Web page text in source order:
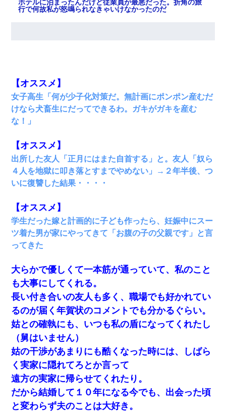
ホテルに泊まったんだけど従業員が最悪だった。折角の旅
行で何故私が怒鳴られなきゃいけなかったのだ
い、｢嫁さん、俺のお古ですが気分はどう？」とメールを送
った→
近所のお寺に住み込みで手伝いしてる知的障害のオッサン
がいた。ある日、オッサンが火かき棒を持って顔を真っ赤
妻「ずっと好きだった人と一緒になりたいから、わかれて
ください」→離婚後、娘と実家で生活してると…
私（23）冗談のつもりで上司（27）に胸を揉ませた結
日航機墜落事故の「ここからは日本語で大丈夫ですよ〜」
の絶望感がヤバイ・・・
に隠している事に気づいた俺「忍びこんでみよう！」→ 結
果
【悲報】嫁がワイのこと嫌いっぽいから単身赴任した結果
友人「酒の勢いで女先輩をホテルに連れ込んだｗｗｗｗ
ｗ」俺「…」
【衝撃】女友達から行為中に告白されてOKした結果
私「まとめ買いして冷凍ストックしてる」Ａ「ずるい！ク
レクレ！」私「なんでよ」Ａ「ケーチ！バーカ！」→ 後
日、Ａ旦那が凸してきた
【オススメ】
女子高生「何が少子化対策だ。無計画にポンポン産むだ
けなら犬畜生にだってできるわ。ガキがガキを産む
な！」
【オススメ】
出所した友人「正月にはまた自首する」と。友人「奴ら
４人を地獄に叩き落とすまでやめない」→２年半後、つ
いに復讐した結果・・・・
【オススメ】
学生だった嫁と計画的に子ども作ったら、妊娠中にスー
ツ着た男が家にやってきて「お腹の子の父親です」と言
ってきた
大らかで優しくて一本筋が通っていて、私のこと
も大事にしてくれる。
長い付き合いの友人も多く、職場でも好かれてい
るのが届く年賀状のコメントでも分かるぐらい。
姑との確執にも、いつも私の盾になってくれたし
（舅はいません）
姑の干渉があまりにも酷くなった時には、しばら
く実家に隠れてろとか言って
遠方の実家に帰らせてくれたり。
だから結婚して１０年になる今でも、出会った頃
と変わらず夫のことは大好き。